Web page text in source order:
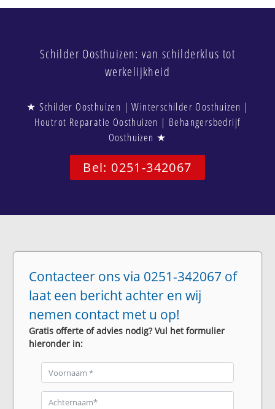
Schilder Oosthuizen: van schilderklus tot
werkelijkheid
★ Schilder Oosthuizen | Winterschilder Oosthuizen |
Houtrot Reparatie Oosthuizen | Behangersbedrijf
Oosthuizen ★
Bel: 0251-342067
Contacteer ons via 0251-342067 of
laat een bericht achter en wij
nemen contact met u op!
Gratis offerte of advies nodig? Vul het formulier
hieronder in: